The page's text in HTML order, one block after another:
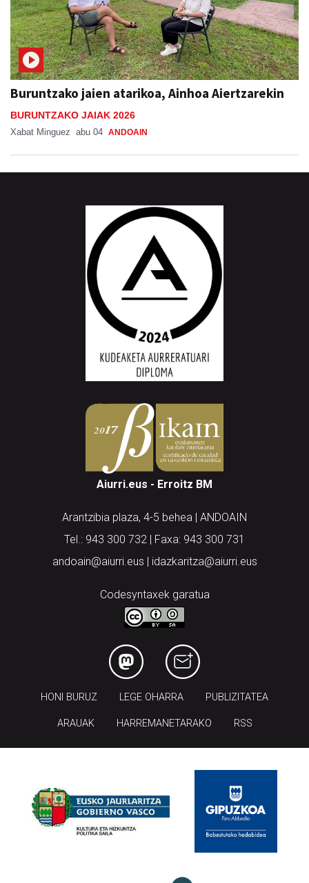
Buruntzako jaien atarikoa, Ainhoa Aiertzarekin
BURUNTZAKO JAIAK 2026
Xabat Minguez abu 04 ANDOAIN
Aiurri.eus - Erroitz BM
Arantzibia plaza, 4-5 behea | ANDOAIN
Tel.: 943 300 732 | Faxa: 943 300 731
andoain@aiurri.eus | idazkaritza@aiurri.eus
Codesyntaxek garatua
HONI BURUZ LEGE OHARRA PUBLIZITATEA
ARAUAK HARREMANETARAKO RSS